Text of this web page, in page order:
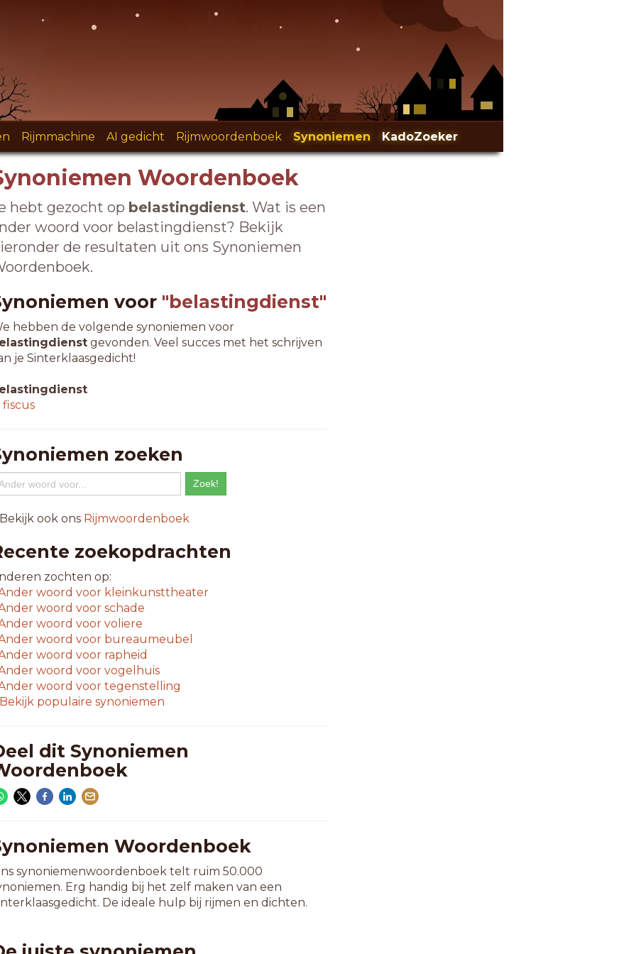
Rijmmachine AI gedicht Rijmwoordenboek Synoniemen KadoZoeker
Woordenboek
hebt gezocht op belastingdienst. Wat is een
woord voor belastingdienst? Bekijk
de resultaten uit ons Synoniemen
voor "belastingdienst"
hebben de volgende synoniemen voor
gevonden. Veel succes met het schrijven
je Sinterklaasgedicht!
fiscus
zoeken
ook ons Rijmwoordenboek
zoekopdrachten
zochten op:
woord voorkleinkunsttheater
woord voorschade
woord voorvoliere
woord voorbureaumeubel
woord voorrapheid
woord voorvogelhuis
woord voortegenstelling
Bekijk populaire synoniemen
dit Synoniemen
Woordenboek
synoniemenwoordenboek telt ruim 50.000
Erg handig bij het zelf maken van een
De ideale hulp bij rijmen en dichten.